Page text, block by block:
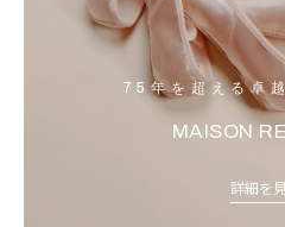
75年を超える卓
MAISON
詳細を